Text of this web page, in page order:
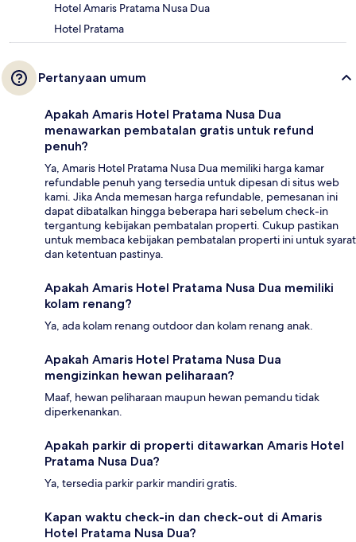
Hotel Amaris Pratama Nusa Dua
Hotel Pratama
Pertanyaan umum
Apakah Amaris Hotel Pratama Nusa Dua
menawarkan pembatalan gratis untuk refund
penuh?
Ya, Amaris Hotel Pratama Nusa Dua memiliki harga kamar
refundable penuh yang tersedia untuk dipesan di situs web
kami. Jika Anda memesan harga refundable, pemesanan ini
dapat dibatalkan hingga beberapa hari sebelum check-in
tergantung kebijakan pembatalan properti. Cukup pastikan
untuk membaca kebijakan pembatalan properti ini untuk syarat
dan ketentuan pastinya.
Apakah Amaris Hotel Pratama Nusa Dua memiliki
kolam renang?
Ya, ada kolam renang outdoor dan kolam renang anak.
Apakah Amaris Hotel Pratama Nusa Dua
mengizinkan hewan peliharaan?
Maaf, hewan peliharaan maupun hewan pemandu tidak
diperkenankan.
Apakah parkir di properti ditawarkan Amaris Hotel
Pratama Nusa Dua?
Ya, tersedia parkir parkir mandiri gratis.
Kapan waktu check-in dan check-out di Amaris
Hotel Pratama Nusa Dua?